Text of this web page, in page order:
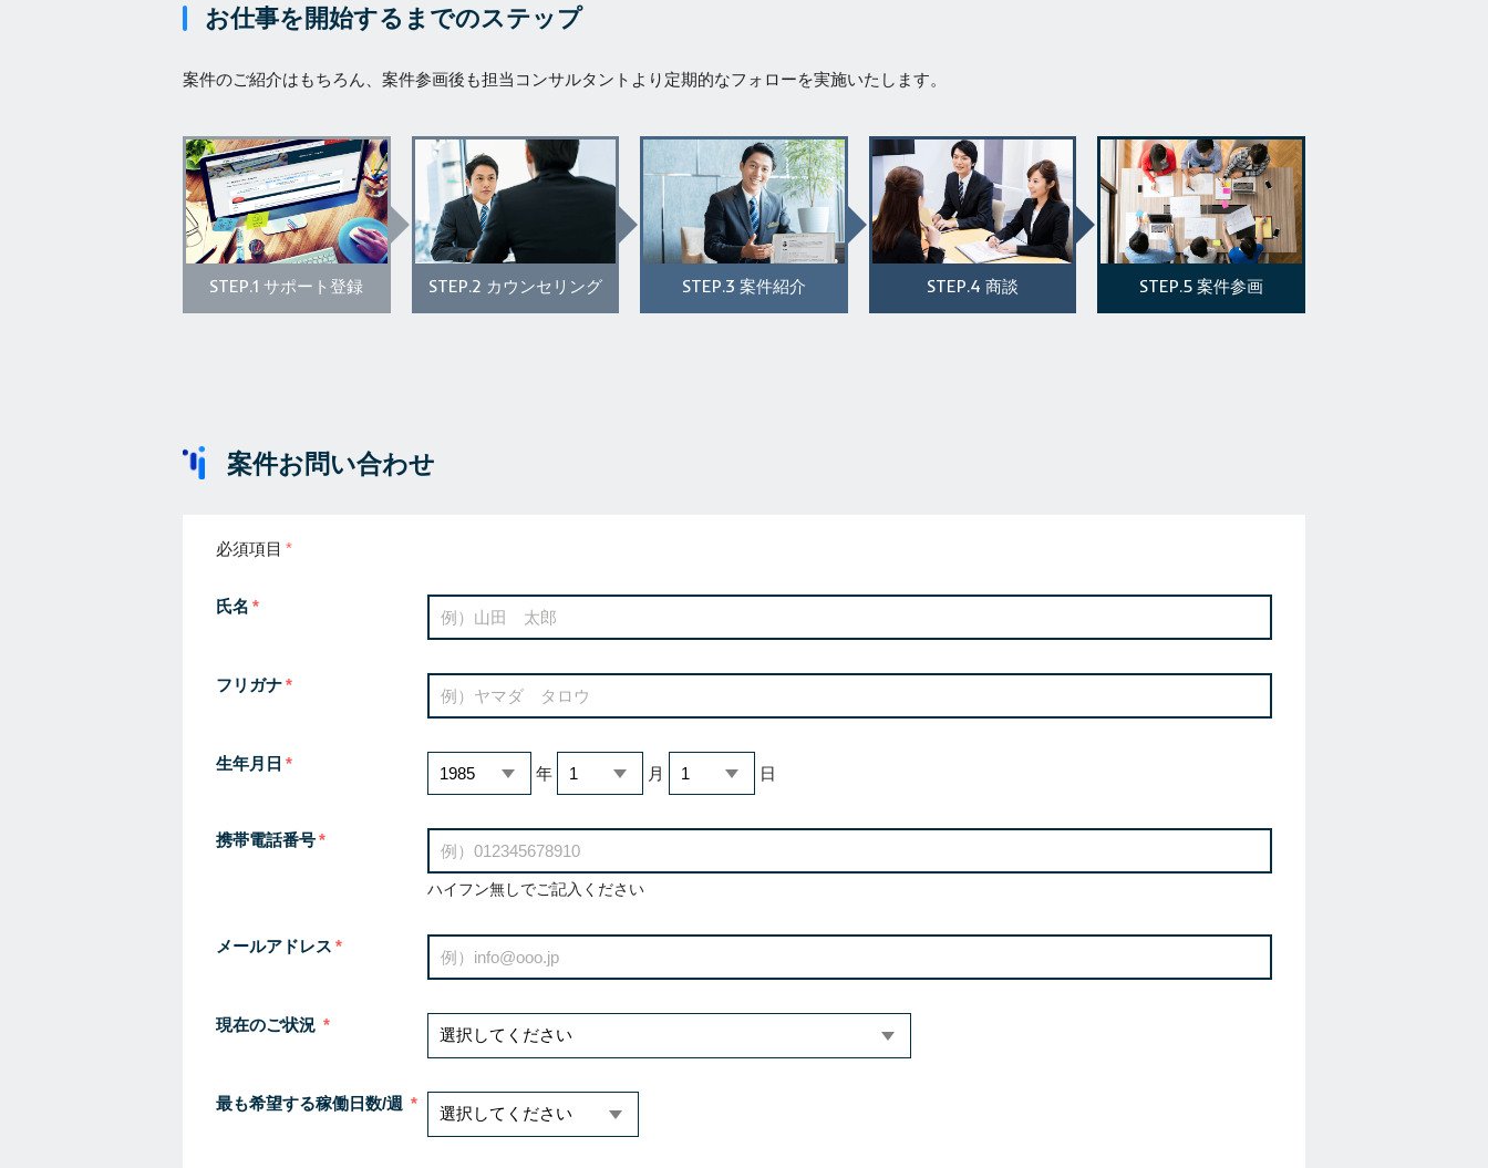
お仕事を開始するまでのステップ
案件のご紹介はもちろん、案件参画後も担当コンサルタントより定期的なフォローを実施いたします。
STEP.1 サポート登録 STEP.2 カウンセリング STEP.3 案件紹介 STEP.4 商談 STEP.5 案件参画
案件お問い合わせ
必須項目
氏名
フリガナ
生年月日
年 月 日
携帯電話番号
ハイフン無しでご記入ください
メールアドレス
現在のご状況
最も希望する稼働日数/週